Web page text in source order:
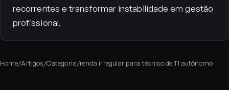
recorrentes e transformar instabilidade em gestão
profissional.
Home/Artigos/Categoria/renda irregular para técnico de TI autônomo